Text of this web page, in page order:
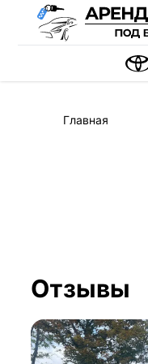
Главная
Отзывы